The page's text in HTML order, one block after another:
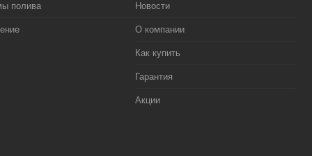
полива Новости
О компании
Как купить
Гарантия
Акции